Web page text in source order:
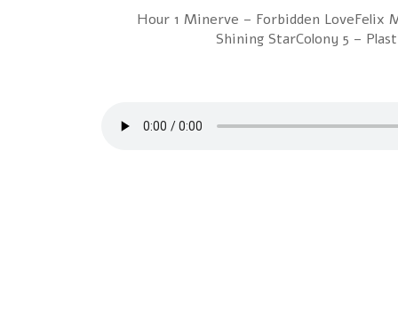
Hour 1 Minerve – Forbidden LoveFelix
Shining StarColony 5 –